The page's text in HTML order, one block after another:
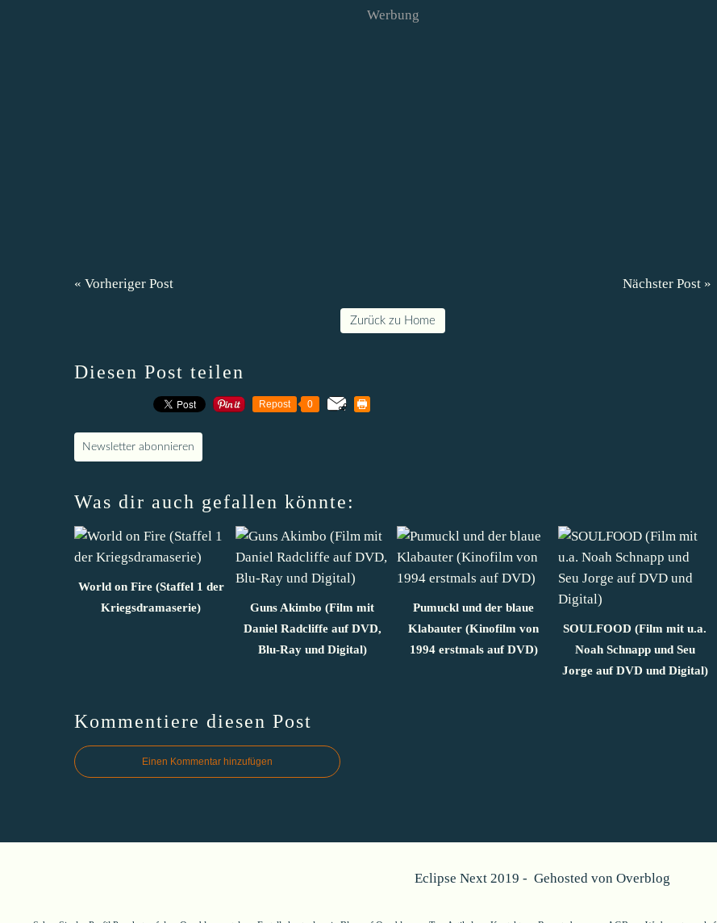
Werbung
« Vorheriger Post Nächster Post »
Zurück zu Home
Diesen Post teilen
Repost 0
Newsletter abonnieren
Was dir auch gefallen könnte:
World on Fire (Staffel 1 der
Kriegsdramaserie)
Guns Akimbo (Film mit
Daniel Radcliffe auf DVD,
Blu-Ray und Digital)
Pumuckl und der blaue
Klabauter (Kinofilm von
1994 erstmals auf DVD)
SOULFOOD (Film mit u.a.
Noah Schnapp und Seu
Jorge auf DVD und Digital)
Kommentiere diesen Post
Einen Kommentar hinzufügen
Eclipse Next 2019 - Gehosted von Overblog